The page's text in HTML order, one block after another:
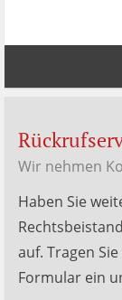
Wir nehmen
Haben Sie
auf. Tragen
Formular ein